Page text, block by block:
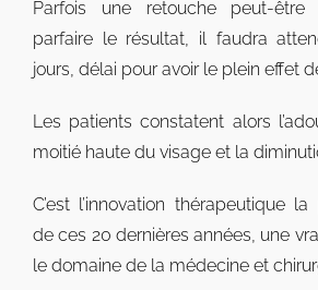
Parfois une retouche peut-être
parfaire le résultat, il faudra
jours, délai pour avoir le plein effet
Les patients constatent alors
moitié haute du visage et la
C’est l’innovation thérapeutique
de ces 20 dernières années, une
le domaine de la médecine et